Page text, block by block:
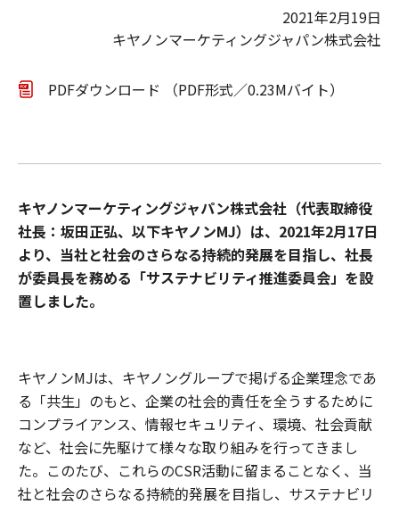
2021年2月19日
キヤノンマーケティングジャパン株式会社
PDFダウンロード （PDF形式／0.23Mバイト）
キヤノンマーケティングジャパン株式会社（代表取締役
社長：坂田正弘、以下キヤノンMJ）は、2021年2月17日
より、当社と社会のさらなる持続的発展を目指し、社長
が委員長を務める「サステナビリティ推進委員会」を設
置しました。
キヤノンMJは、キヤノングループで掲げる企業理念であ
る「共生」のもと、企業の社会的責任を全うするために
コンプライアンス、情報セキュリティ、環境、社会貢献
など、社会に先駆けて様々な取り組みを行ってきまし
た。このたび、これらのCSR活動に留まることなく、当
社と社会のさらなる持続的発展を目指し、サステナビリ